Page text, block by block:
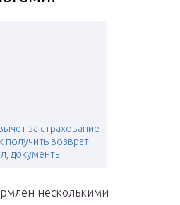
за страхование
получить возврат
документы
несколькими